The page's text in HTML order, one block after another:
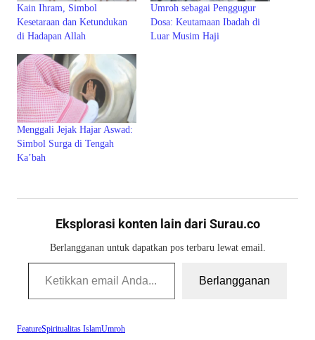
Kain Ihram, Simbol
Kesetaraan dan Ketundukan
di Hadapan Allah
Umroh sebagai Penggugur
Dosa: Keutamaan Ibadah di
Luar Musim Haji
Menggali Jejak Hajar Aswad:
Simbol Surga di Tengah
Ka’bah
Eksplorasi konten lain dari Surau.co
Berlangganan untuk dapatkan pos terbaru lewat email.
Ketikkan email Anda...
Berlangganan
FeatureSpiritualitas IslamUmroh